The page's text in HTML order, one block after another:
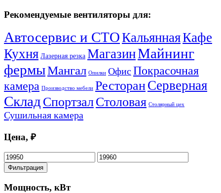
Рекомендуемые вентиляторы для:
Автосервис и СТОКальяннаяКафе
Кухня Лазерная резка МагазинМайнинг
фермыМангал Опилки Офис Покрасочная
камера Производство мебели РесторанСерверная
Склад СпортзалСтоловая Столярный цех
Сушильная камера
Цена, ₽
Минимальная
цена
Максимальная
цена
Фильтрация
Мощность, кВт